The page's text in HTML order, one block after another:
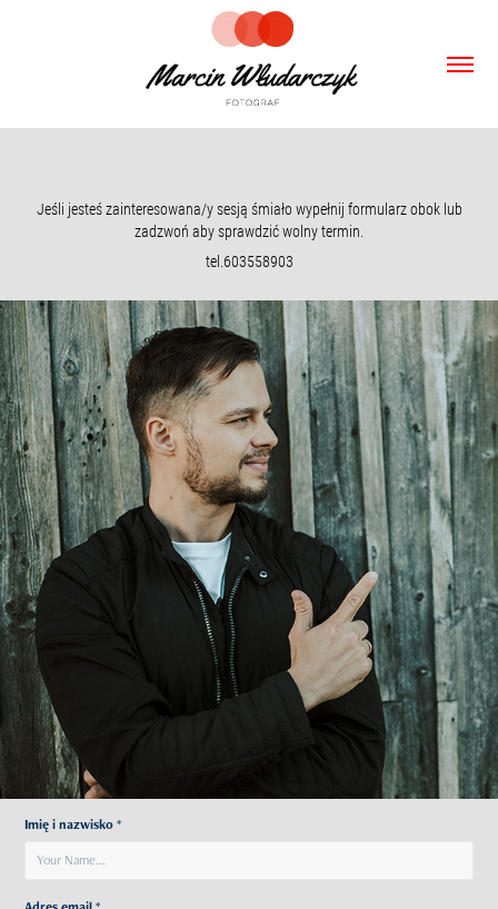
Jeśli jesteś zainteresowana/y sesją śmiało wypełnij formularz obok lub
zadzwoń aby sprawdzić wolny termin.
tel.603558903
Imię i nazwisko *